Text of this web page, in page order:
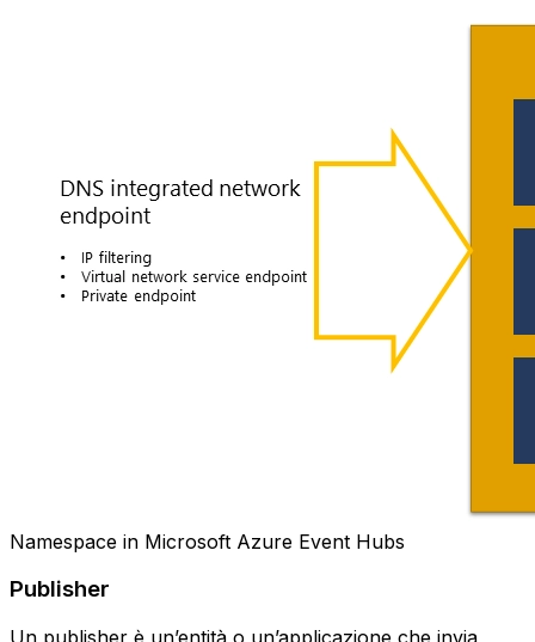
Namespace in Microsoft Azure Event Hubs
Publisher
Un publisher è un’entità o un’applicazione che invia